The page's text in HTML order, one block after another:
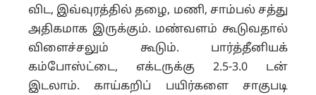
விட, இவ்வுரத்தில் தழை, மணி, சாம்பல் சத்து
அதிகமாக இருக்கும். மண்வளம் கூடுவதால்
விளைச்சலும் கூடும். பார்த்தீனியக்
கம்போஸ்ட்டை, எக்டருக்கு 2.5-3.0 டன்
இடலாம். காய்கறிப் பயிர்களை சாகுபடி